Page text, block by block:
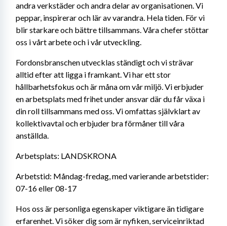
andra verkstäder och andra delar av organisationen. Vi
peppar, inspirerar och lär av varandra. Hela tiden. För vi
blir starkare och bättre tillsammans. Våra chefer stöttar
oss i vårt arbete och i vår utveckling.
Fordonsbranschen utvecklas ständigt och vi strävar
alltid efter att ligga i framkant. Vi har ett stor
hållbarhetsfokus och är måna om vår miljö. Vi erbjuder
en arbetsplats med frihet under ansvar där du får växa i
din roll tillsammans med oss. Vi omfattas självklart av
kollektivavtal och erbjuder bra förmåner till våra
anställda.
Arbetsplats: LANDSKRONA
Arbetstid: Måndag-fredag, med varierande arbetstider:
07-16 eller 08-17
Hos oss är personliga egenskaper viktigare än tidigare
erfarenhet. Vi söker dig som är nyfiken, serviceinriktad